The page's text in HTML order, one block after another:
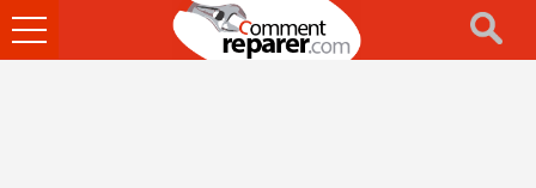
Ouvrir
le